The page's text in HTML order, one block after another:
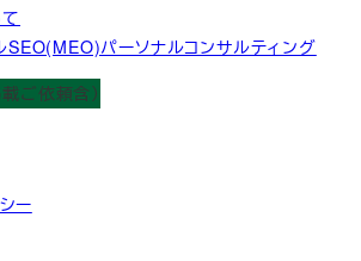
SEO(MEO)パーソナルコンサルティング
ご依頼含）
ー